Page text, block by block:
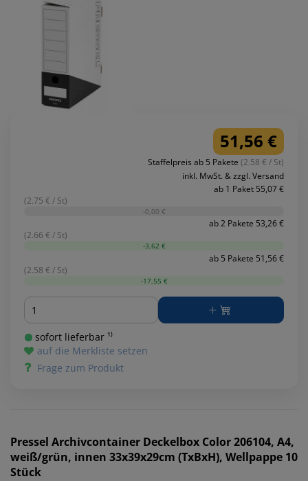
51,56 €
Staffelpreis ab 5 Pakete (2.58 € / St)
inkl. MwSt. & zzgl. Versand
ab 1 Paket 55,07 €
(2.75 € / St)
-0,00 €
ab 2 Pakete 53,26 €
(2.66 € / St)
-3,62 €
ab 5 Pakete 51,56 €
(2.58 € / St)
-17,55 €
Menge
sofort lieferbar ¹⁾
auf die Merkliste setzen
Frage zum Produkt
Pressel Archivcontainer Deckelbox Color 206104, A4,
weiß/grün, innen 33x39x29cm (TxBxH), Wellpappe 10
Stück